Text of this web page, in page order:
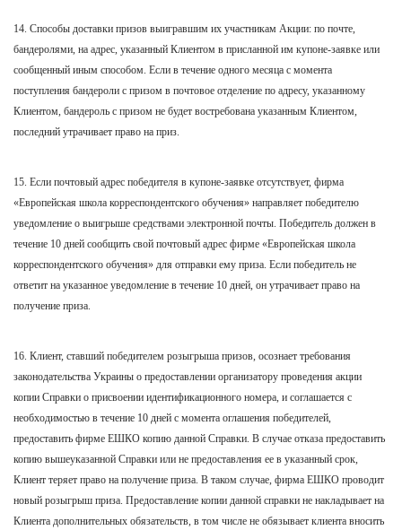
14. Способы доставки призов выигравшим их участникам Акции: по почте,
бандеролями, на адрес, указанный Клиентом в присланной им купоне-заявке или
сообщенный иным способом. Если в течение одного месяца с момента
поступления бандероли с призом в почтовое отделение по адресу, указанному
Клиентом, бандероль с призом не будет востребована указанным Клиентом,
последний утрачивает право на приз.
15. Если почтовый адрес победителя в купоне-заявке отсутствует, фирма
«Европейская школа корреспондентского обучения» направляет победителю
уведомление о выигрыше средствами электронной почты. Победитель должен в
течение 10 дней сообщить свой почтовый адрес фирме «Европейская школа
корреспондентского обучения» для отправки ему приза. Если победитель не
ответит на указанное уведомление в течение 10 дней, он утрачивает право на
получение приза.
16. Клиент, ставший победителем розыгрыша призов, осознает требования
законодательства Украины о предоставлении организатору проведения акции
копии Справки о присвоении идентификационного номера, и соглашается с
необходимостью в течение 10 дней с момента оглашения победителей,
предоставить фирме ЕШКО копию данной Справки. В случае отказа предоставить
копию вышеуказанной Справки или не предоставления ее в указанный срок,
Клиент теряет право на получение приза. В таком случае, фирма ЕШКО проводит
новый розыгрыш приза. Предоставление копии данной справки не накладывает на
Клиента дополнительных обязательств, в том числе не обязывает клиента вносить